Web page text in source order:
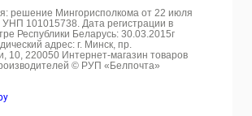
решение Мингорисполкома от 22 июля
101015738. Дата регистрации в
Республики Беларусь: 30.03.2015г
адрес: г. Минск, пр.
10, 220050 Интернет-магазин товаров
© РУП «Белпочта»